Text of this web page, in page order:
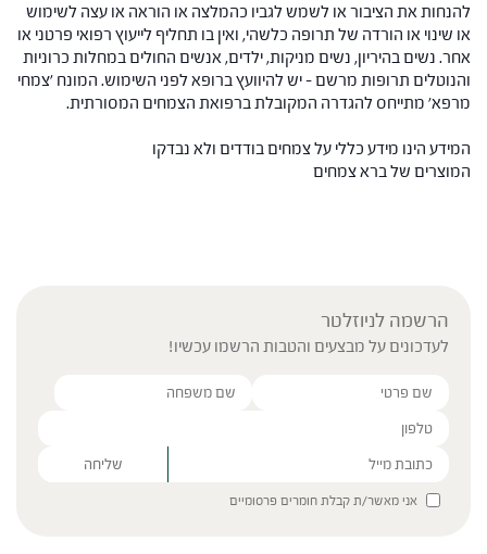
להנחות את הציבור או לשמש לגביו כהמלצה או הוראה או עצה לשימוש
או שינוי או הורדה של תרופה כלשהי, ואין בו תחליף לייעוץ רפואי פרטני או
אחר. נשים בהיריון, נשים מניקות, ילדים, אנשים החולים במחלות כרוניות
והנוטלים תרופות מרשם – יש להיוועץ ברופא לפני השימוש. המונח 'צמחי
מרפא' מתייחס להגדרה המקובלת ברפואת הצמחים המסורתית.
המידע הינו מידע כללי על צמחים בודדים ולא נבדקו
המוצרים של ברא צמחים
הרשמה לניוזלטר
לעדכונים על מבצעים והטבות הרשמו עכשיו!
Please leave this field empty.
אני מאשר/ת קבלת חומרים פרסומיים